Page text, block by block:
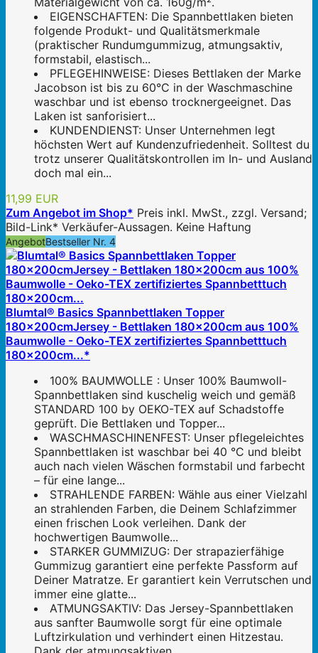
EIGENSCHAFTEN: Die Spannbettlaken bieten
folgende Produkt- und Qualitätsmerkmale
(praktischer Rundumgummizug, atmungsaktiv,
formstabil, elastisch...
PFLEGEHINWEISE: Dieses Bettlaken der Marke
Jacobson ist bis zu 60°C in der Waschmaschine
waschbar und ist ebenso trocknergeeignet. Das
Laken ist sanforisiert...
KUNDENDIENST: Unser Unternehmen legt
höchsten Wert auf Kundenzufriedenheit. Solltest du
trotz unserer Qualitätskontrollen im In- und Ausland
doch mal ein...
11,99 EUR
Zum Angebot im Shop* Preis inkl. MwSt., zzgl. Versand;
Bild-Link* Verkäufer-Aussagen. Keine Haftung
AngebotBestseller Nr. 4
Blumtal® Basics Spannbettlaken Topper
180x200cmJersey - Bettlaken 180x200cm aus 100%
Baumwolle - Oeko-TEX zertifiziertes Spannbetttuch
180x200cm...*
100% BAUMWOLLE : Unser 100% Baumwoll-
Spannbettlaken sind kuschelig weich und gemäß
STANDARD 100 by OEKO-TEX auf Schadstoffe
geprüft. Die Bettlaken und Topper...
WASCHMASCHINENFEST: Unser pflegeleichtes
Spannbettlaken ist waschbar bei 40 °C und bleibt
auch nach vielen Wäschen formstabil und farbecht
– für eine lange...
STRAHLENDE FARBEN: Wähle aus einer Vielzahl
an strahlenden Farben, die Deinem Schlafzimmer
einen frischen Look verleihen. Dank der
hochwertigen Baumwolle...
STARKER GUMMIZUG: Der strapazierfähige
Gummizug garantiert eine perfekte Passform auf
Deiner Matratze. Er garantiert kein Verrutschen und
immer eine glatte...
ATMUNGSAKTIV: Das Jersey-Spannbettlaken
aus sanfter Baumwolle sorgt für eine optimale
Luftzirkulation und verhindert einen Hitzestau.